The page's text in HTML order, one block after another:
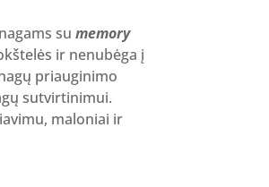
su memory
ir nenubėga į
priauginimo
sutvirtinimui.
maloniai ir